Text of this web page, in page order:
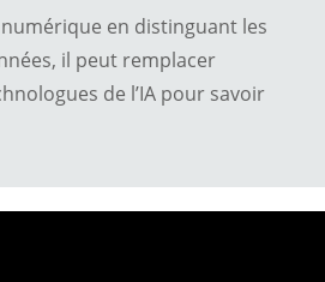
numérique en distinguant les
il peut remplacer
de l’IA pour savoir